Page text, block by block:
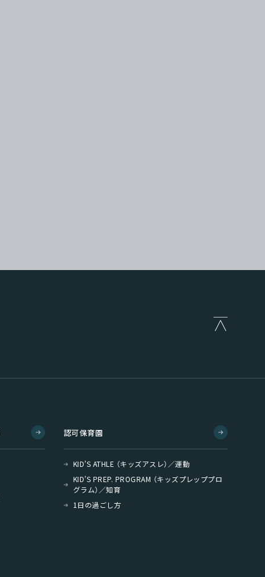
認可保育園
KID’S ATHLE （キッズアスレ）／運動
KID’S PREP. PROGRAM （キッズプレッププロ
グラム）／知育
1日の過ごし方